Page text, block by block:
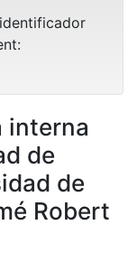
interna
de
de
Robert